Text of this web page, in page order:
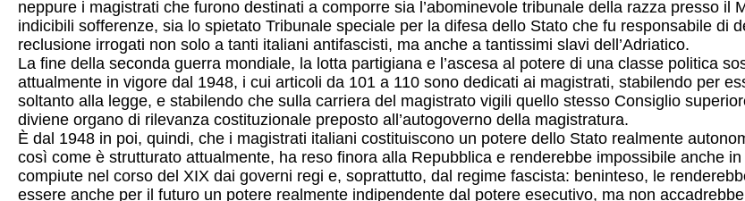
neppure i magistrati che furono destinati a comporre sia l’abominevole tribunale della razza presso
indicibili sofferenze, sia lo spietato Tribunale speciale per la difesa dello Stato che fu responsabile di
reclusione irrogati non solo a tanti italiani antifascisti, ma anche a tantissimi slavi dell’Adriatico.
La fine della seconda guerra mondiale, la lotta partigiana e l’ascesa al potere di una classe politica
attualmente in vigore dal 1948, i cui articoli da 101 a 110 sono dedicati ai magistrati, stabilendo per
soltanto alla legge, e stabilendo che sulla carriera del magistrato vigili quello stesso Consiglio
diviene organo di rilevanza costituzionale preposto all’autogoverno della magistratura.
È dal 1948 in poi, quindi, che i magistrati italiani costituiscono un potere dello Stato realmente
così come è strutturato attualmente, ha reso finora alla Repubblica e renderebbe impossibile anche
compiute nel corso del XIX dai governi regi e, soprattutto, dal regime fascista: beninteso, le
essere anche per il futuro un potere realmente indipendente dal potere esecutivo, ma non